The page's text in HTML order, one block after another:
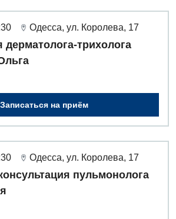
Одесса, ул. Королева, 17
дерматолога-трихолога
Записаться на приём
Одесса, ул. Королева, 17
пульмонолога